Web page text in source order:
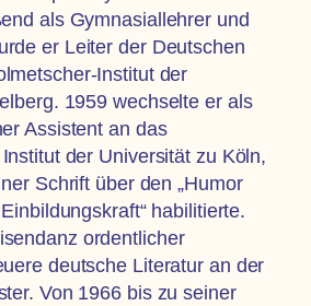
als Gymnasiallehrer und
er Leiter der Deutschen
Institut der
1959 wechselte er als
Assistent an das
der Universität zu Köln,
Schrift über den „Humor
habilitierte.
ordentlicher
deutsche Literatur an der
Von 1966 bis zu seiner